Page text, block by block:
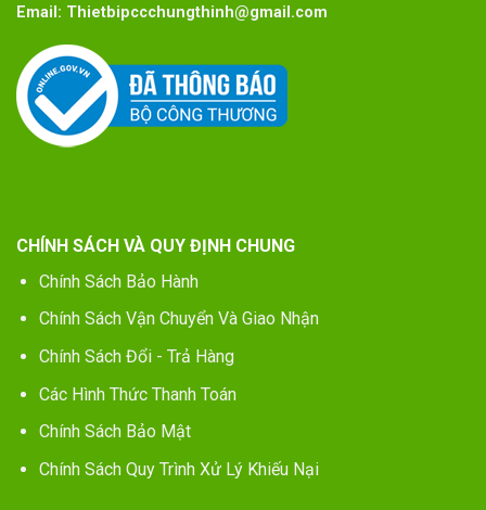
Email: Thietbipccchungthinh@gmail.com
CHÍNH SÁCH VÀ QUY ĐỊNH CHUNG
Chính Sách Bảo Hành
Chính Sách Vận Chuyển Và Giao Nhận
Chính Sách Đổi - Trả Hàng
Các Hình Thức Thanh Toán
Chính Sách Bảo Mật
Chính Sách Quy Trình Xử Lý Khiếu Nại